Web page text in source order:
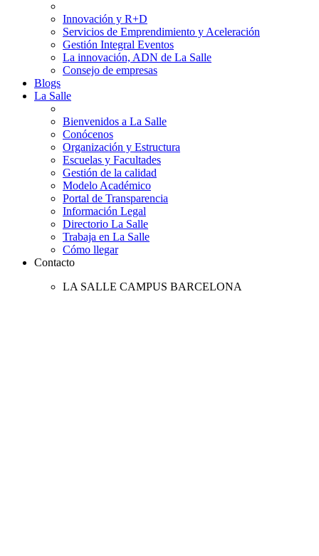
Innovación y R+D
Servicios de Emprendimiento y Aceleración
Gestión Integral Eventos
La innovación, ADN de La Salle
Consejo de empresas
Blogs
La Salle
Bienvenidos a La Salle
Conócenos
Organización y Estructura
Escuelas y Facultades
Gestión de la calidad
Modelo Académico
Portal de Transparencia
Información Legal
Directorio La Salle
Trabaja en La Salle
Cómo llegar
Contacto
LA SALLE CAMPUS BARCELONA